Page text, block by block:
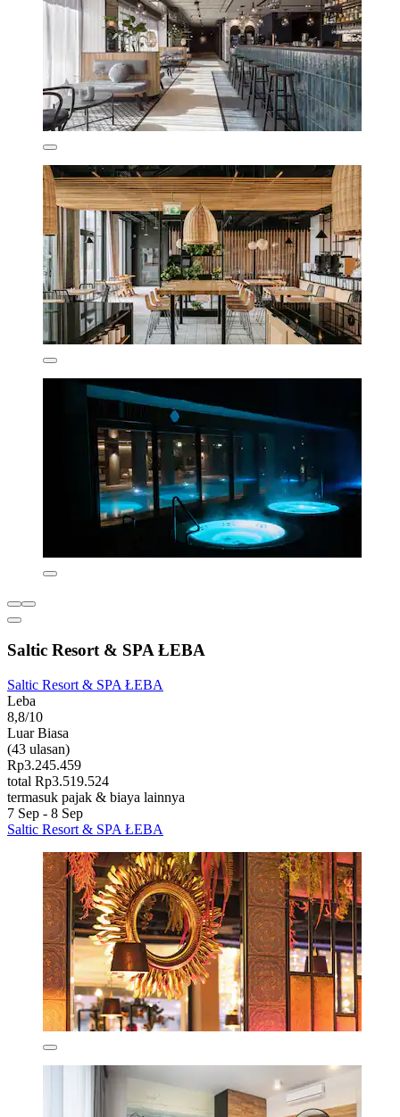
Saltic Resort & SPA ŁEBA
Saltic Resort & SPA ŁEBA
Leba
8,8/10
Luar Biasa
(43 ulasan)
Rp3.245.459
total Rp3.519.524
termasuk pajak & biaya lainnya
7 Sep - 8 Sep
Saltic Resort & SPA ŁEBA